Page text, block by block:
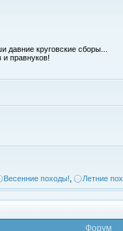
давние круговские сборы...
правнуков!
Весенние походы! Летние
Форум